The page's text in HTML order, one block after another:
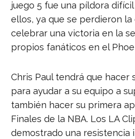
juego 5 fue una píldora
ellos, ya que se perdieron
celebrar una victoria en la
propios fanáticos en el
Chris Paul tendrá que hacer
para ayudar a su equipo a
también hacer su primera
Finales de la NBA. Los LA
demostrado una resistencia